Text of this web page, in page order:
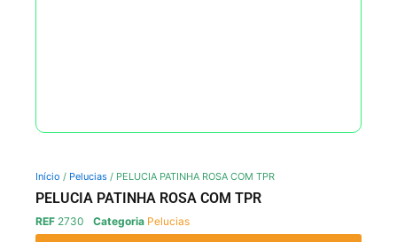
Início / Pelucias / PELUCIA PATINHA ROSA COM TPR
PELUCIA PATINHA ROSA COM TPR
REF 2730 Categoria Pelucias